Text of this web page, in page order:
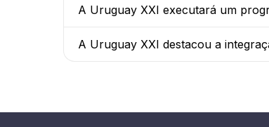
A Uruguay XXI executará um
A Uruguay XXI destacou a